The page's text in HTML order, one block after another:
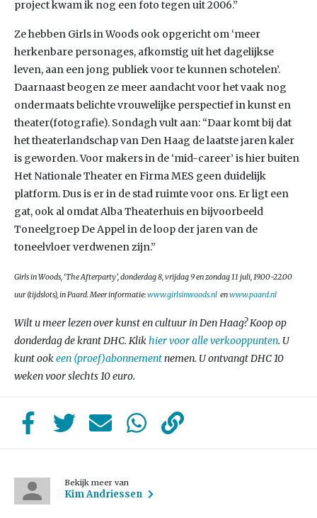
project kwam ik nog een foto tegen uit 2006.”
Ze hebben Girls in Woods ook opgericht om ‘meer
herkenbare personages, afkomstig uit het dagelijkse
leven, aan een jong publiek voor te kunnen schotelen’.
Daarnaast beogen ze meer aandacht voor het vaak nog
ondermaats belichte vrouwelijke perspectief in kunst en
theater(fotografie). Sondagh vult aan: “Daar komt bij dat
het theaterlandschap van Den Haag de laatste jaren kaler
is geworden. Voor makers in de ‘mid-career’ is hier buiten
Het Nationale Theater en Firma MES geen duidelijk
platform. Dus is er in de stad ruimte voor ons. Er ligt een
gat, ook al omdat Alba Theaterhuis en bijvoorbeeld
Toneelgroep De Appel in de loop der jaren van de
toneelvloer verdwenen zijn.”
Girls in Woods, ‘The Afterparty’, donderdag 8, vrijdag 9 en zondag 11 juli, 19.00-22.00
uur (tijdslots), in Paard. Meer informatie:www.girlsinwoods.nl enwww.paard.nl
Wilt u meer lezen over kunst en cultuur in Den Haag? Koop op
donderdag de krant DHC. Klikhier voor alle verkooppunten. U
kunt ookeen (proef)abonnementnemen. U ontvangt DHC 10
weken voor slechts 10 euro.
Bekijk meer van
Kim Andriessen